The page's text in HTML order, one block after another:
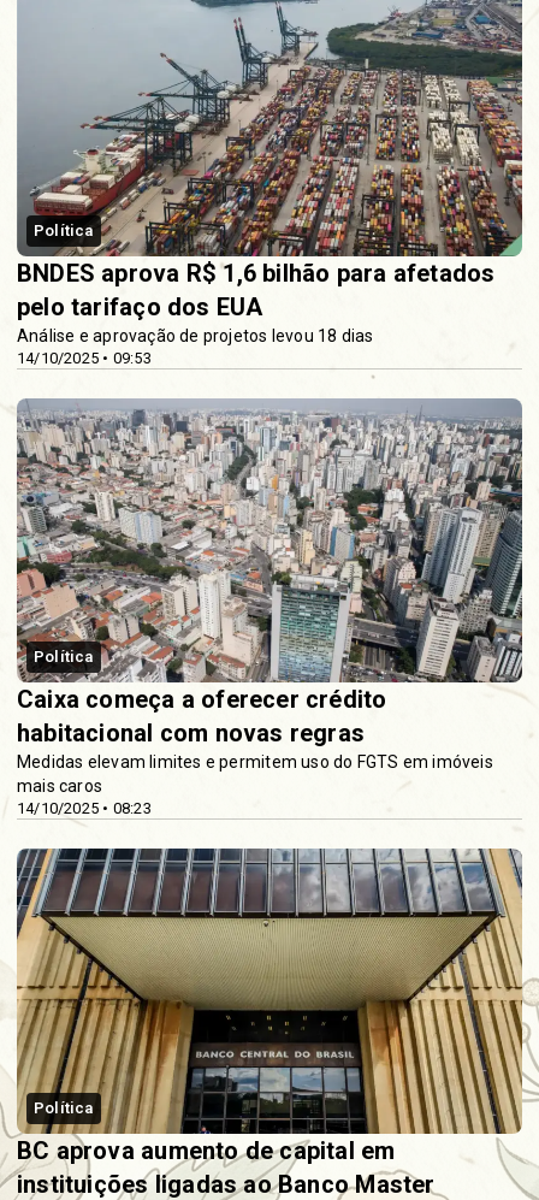
Política
14/10/2025 • 09:53
BNDES aprova R$ 1,6 bilhão para afetados
pelo tarifaço dos EUA
Análise e aprovação de projetos levou 18 dias
Política
14/10/2025 • 08:23
Caixa começa a oferecer crédito
habitacional com novas regras
Medidas elevam limites e permitem uso do FGTS em imóveis
mais caros
Política
BC aprova aumento de capital em
instituições ligadas ao Banco Master